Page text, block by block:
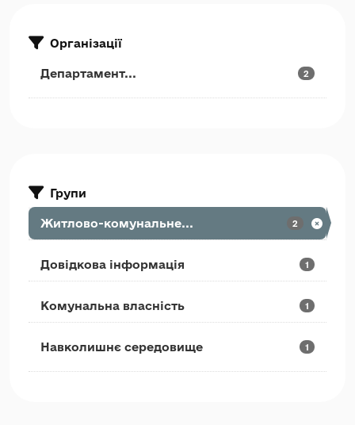
Організації
Департамент... 2
Групи
Житлово-комунальне... 2
Довідкова інформація 1
Комунальна власність 1
Навколишнє середовище 1